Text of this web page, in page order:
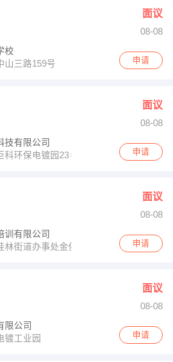
面议
08-08
校
山三路159号
申请
面议
08-08
技有限公司
科环保电镀园23＃重庆景裕电子科技有
申请
面议
08-08
训有限公司
林街道办事处金佛西路129号
申请
面议
08-08
限公司
镀工业园
申请